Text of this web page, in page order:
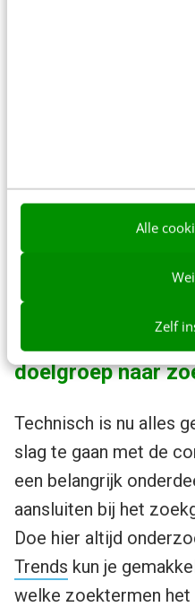
Alle
Zelf
Check 4. Kies de
doelgroep naar
Technisch is nu alles
slag te gaan met de
een belangrijk
aansluiten bij het
Doe hier altijd
Trends kun je
welke zoektermen